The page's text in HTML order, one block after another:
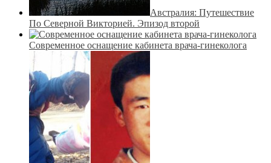
Австралия: Путешествие
По Северной Викторией. Эпизод второй
Современное оснащение кабинета врача-гинеколога